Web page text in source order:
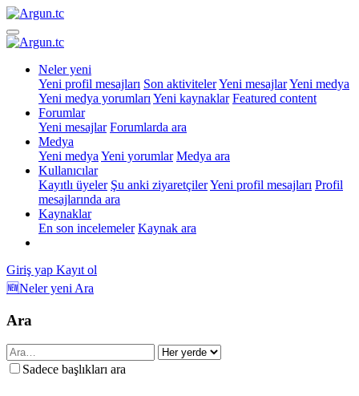
Neler yeni
Yeni profil mesajları Son aktivitelerYeni mesajlarYeni medya
Yeni medya yorumları Yeni kaynaklar Featured content
Forumlar
Yeni mesajlar Forumlarda ara
Medya
Yeni medya Yeni yorumlar Medya ara
Kullanıcılar
Kayıtlı üyeler Şu anki ziyaretçilerYeni profil mesajları Profil
mesajlarında ara
Kaynaklar
En son incelemeler Kaynak ara
Giriş yap Kayıt ol
🆕Neler yeni Ara
Ara
Sadece başlıkları ara